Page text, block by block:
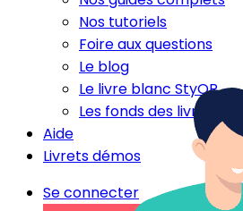
Nos tutoriels
Foire aux questions
Le blog
Le livre blanc StyQR
Les fonds des livrets
Aide
Livrets démos
Se connecter